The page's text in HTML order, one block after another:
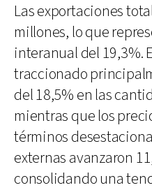
Las exportaciones
millones, lo que
interanual del 19,3%.
traccionado
del 18,5% en las
mientras que los
términos
externas avanzaron
consolidando una